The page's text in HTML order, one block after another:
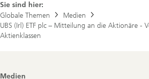
Sie sind hier:
Globale Themen
Medien
UBS (Irl) ETF plc – Mitteilung an die Aktionäre -
Aktienklassen
Footer
Medien